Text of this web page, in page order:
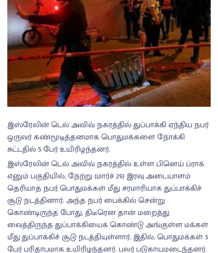
இஸ்ரேலின் டெல் அவிவ் நகரத்தில் துப்பாக்கி ஏந்திய நபர்
ஒருவர் கண்மூடித்தனமாக பொதுமக்களை நோக்கி
சுட்டதில் 5 பேர் உயிரிழந்தனர்.
இஸ்ரேலின் டெல் அவிவ் நகரத்தில் உள்ள பினெய் ப்ராக்
எனும் பகுதியில், நேற்று (மார்ச் 29) இரவு அடையாளம்
தெரியாத நபர் பொதுமக்கள் மீது சரமாரியாக துப்பாக்கிச்
சூடு நடத்தினார். அந்த நபர் பைக்கில் சென்று
கொண்டிருந்த போது, திடீரென தான் மறைத்து
வைத்திருந்த துப்பாக்கியைக் கொண்டு அங்குள்ள மக்கள்
மீது துப்பாக்கிச் சூடு நடத்தியுள்ளார். இதில், பொதுமக்கள் 5
பேர் பரிதாபமாக உயிரிழந்தனர். பலர் படுகாயமடைந்தனர்.